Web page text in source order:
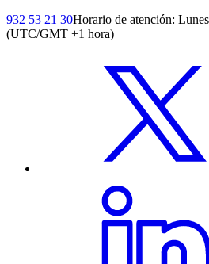
932 53 21 30Horario de atención:
(UTC/GMT +1 hora)